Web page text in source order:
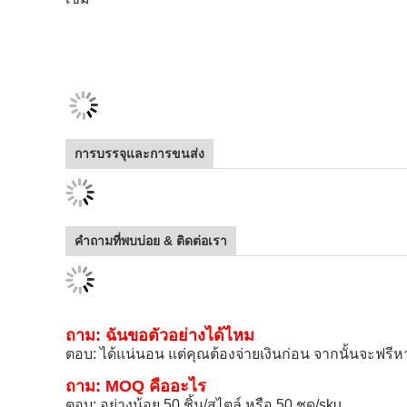
การบรรจุและการขนส่ง
คำถามที่พบบ่อย & ติดต่อเรา
ถาม: ฉันขอตัวอย่างได้ไหม
ตอบ: ได้แน่นอน แต่คุณต้องจ่ายเงินก่อน จากนั้นจะฟรี
ถาม: MOQ คืออะไร